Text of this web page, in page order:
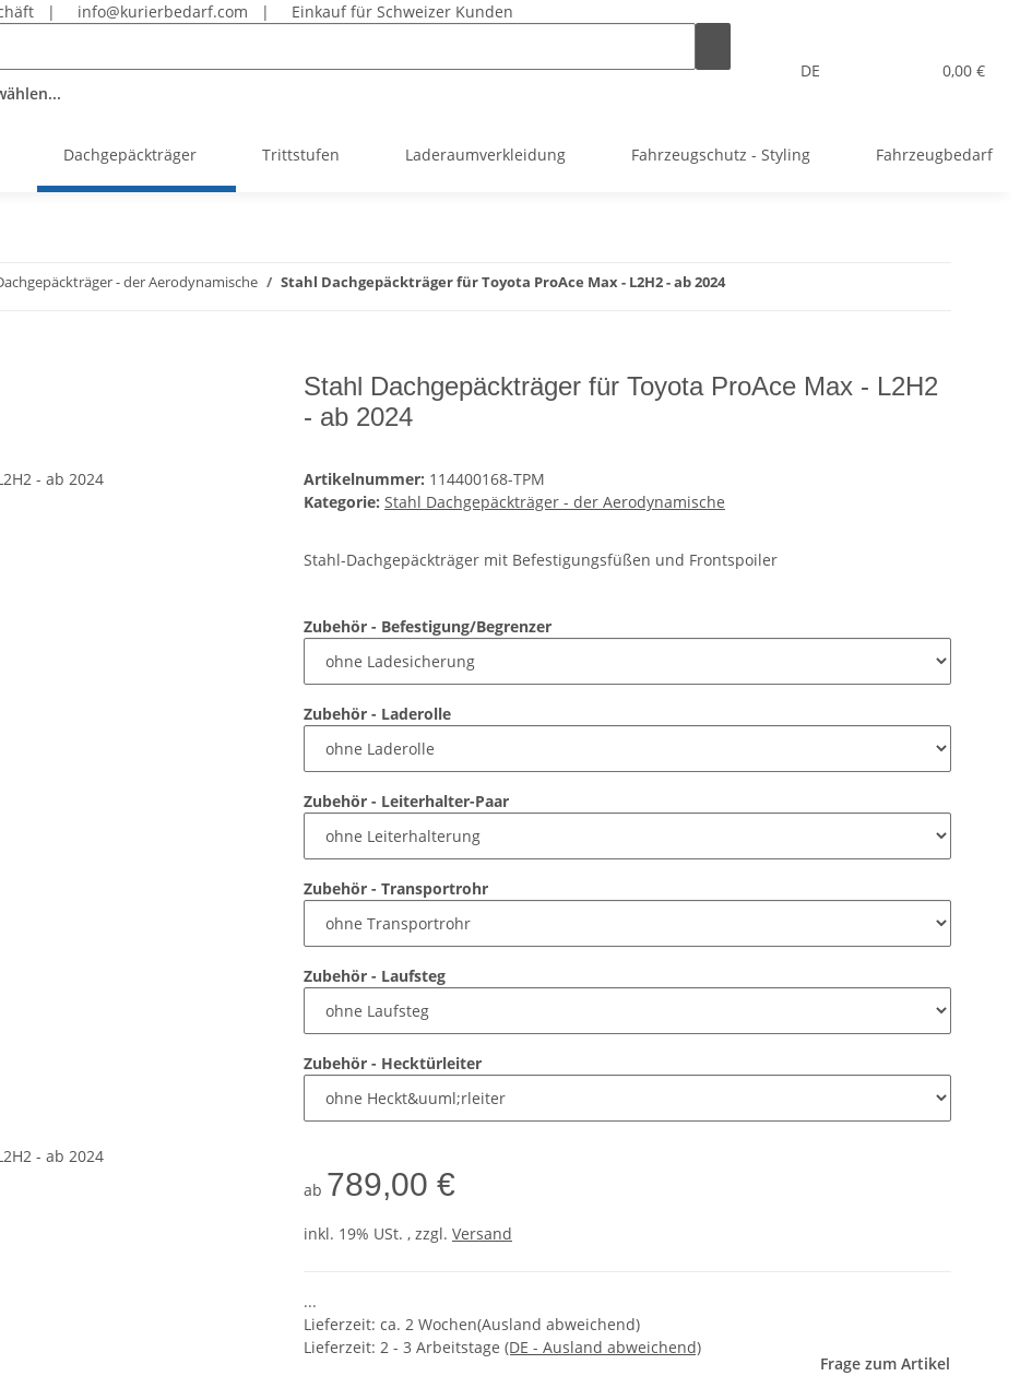
| info@kurierbedarf.com | Einkauf für Schweizer Kunden
DE 0,00 €
Dachgepäckträger Trittstufen Laderaumverkleidung Fahrzeugschutz - Styling Fahrzeugbedarf
- der Aerodynamische Stahl Dachgepäckträger für Toyota ProAce Max - L2H2 - ab 2024
Stahl Dachgepäckträger für Toyota ProAce Max - L2H2
- ab 2024
Artikelnummer: 114400168-TPM
Kategorie: Stahl Dachgepäckträger - der Aerodynamische
Stahl-Dachgepäckträger mit Befestigungsfüßen und Frontspoiler
Zubehör - Befestigung/Begrenzer
Zubehör - Laderolle
Zubehör - Leiterhalter-Paar
Zubehör - Transportrohr
Zubehör - Laufsteg
Zubehör - Hecktürleiter
ab 789,00 €
inkl. 19% USt. , zzgl. Versand
...
Lieferzeit: ca. 2 Wochen(Ausland abweichend)
Lieferzeit: 2 - 3 Arbeitstage (DE - Ausland abweichend)
Frage zum Artikel